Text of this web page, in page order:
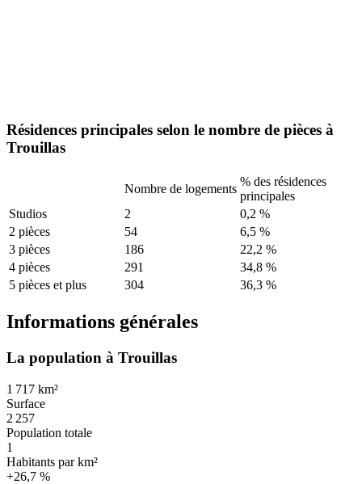
Résidences principales selon le nombre de pièces à
Trouillas
Nombre de logements
% des résidences
principales
Studios
2
0,2 %
2 pièces
54
6,5 %
3 pièces
186
22,2 %
4 pièces
291
34,8 %
5 pièces et plus
304 36,3 %
Informations générales
La population à Trouillas
1 717 km²
Surface
2 257
Population totale
1
Habitants par km²
+26,7 %